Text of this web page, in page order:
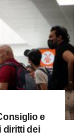
e
diritti dei